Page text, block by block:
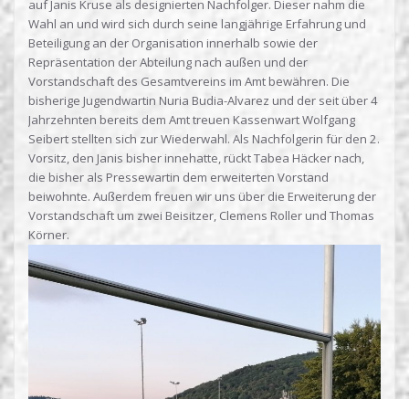
auf Janis Kruse als designierten Nachfolger. Dieser nahm die
Wahl an und wird sich durch seine langjährige Erfahrung und
Beteiligung an der Organisation innerhalb sowie der
Repräsentation der Abteilung nach außen und der
Vorstandschaft des Gesamtvereins im Amt bewähren. Die
bisherige Jugendwartin Nuria Budia-Alvarez und der seit über 4
Jahrzehnten bereits dem Amt treuen Kassenwart Wolfgang
Seibert stellten sich zur Wiederwahl. Als Nachfolgerin für den 2.
Vorsitz, den Janis bisher innehatte, rückt Tabea Häcker nach,
die bisher als Pressewartin dem erweiterten Vorstand
beiwohnte. Außerdem freuen wir uns über die Erweiterung der
Vorstandschaft um zwei Beisitzer, Clemens Roller und Thomas
Körner.